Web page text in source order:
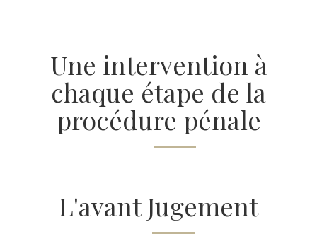
Une intervention à
chaque étape de la
procédure pénale
L'avant Jugement